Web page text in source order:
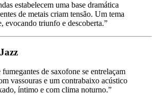
estabelecem uma base dramática
de metais criam tensão. Um tema
evocando triunfo e descoberta.”
de saxofone se entrelaçam
vassouras e um contrabaixo acústico
íntimo e com clima noturno.”